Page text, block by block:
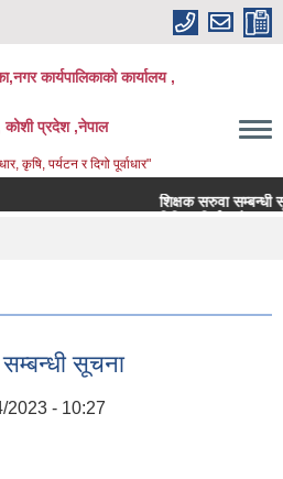
कार्यपालिकाको कार्यालय ,
प्रदेश ,नेपाल
कृषि, पर्यटन र दिगो पूर्वाधार"
शिक्षक सरुवा सम्बन्धी सूचना
सूचना
2023 - 10:27